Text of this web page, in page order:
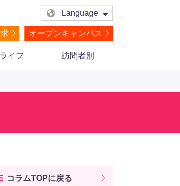
Language
オープンキャンパス
イフ 訪問者別
コラムTOPに戻る